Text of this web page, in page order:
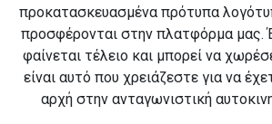
προκατασκευασμένα πρότυπα
προσφέρονται στην πλατφόρμα μας.
φαίνεται τέλειο και μπορεί να
είναι αυτό που χρειάζεστε για να
αρχή στην ανταγωνιστική